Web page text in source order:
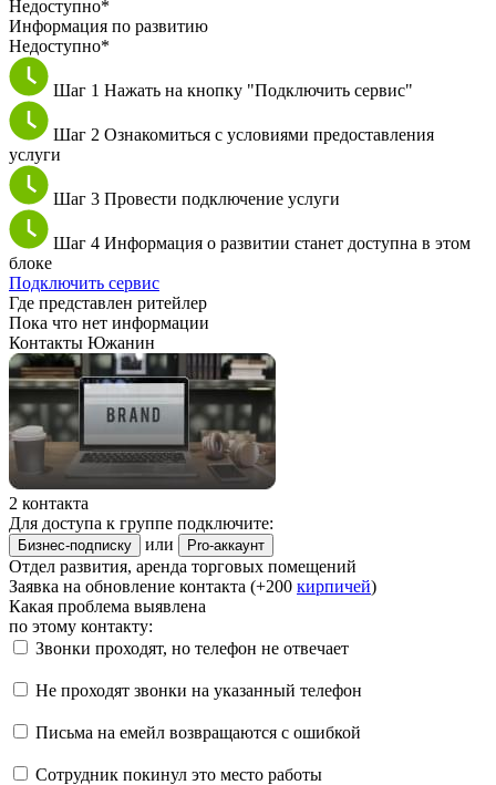
Недоступно*
Информация по развитию
Недоступно*
Шаг 1 Нажать на кнопку "Подключить сервис"
Шаг 2 Ознакомиться с условиями предоставления
услуги
Шаг 3 Провести подключение услуги
Шаг 4 Информация о развитии станет доступна в этом
блоке
Подключить сервис
Где представлен ритейлер
Пока что нет информации
Контакты Южанин
2 контакта
Для доступа к группе подключите:
Бизнес-подписку или Pro-аккаунт
Отдел развития, аренда торговых помещений
Заявка на обновление контакта (+200 кирпичей)
Какая проблема выявлена
по этому контакту:
Звонки проходят, но телефон не отвечает
Не проходят звонки на указанный телефон
Письма на емейл возвращаются с ошибкой
Сотрудник покинул это место работы